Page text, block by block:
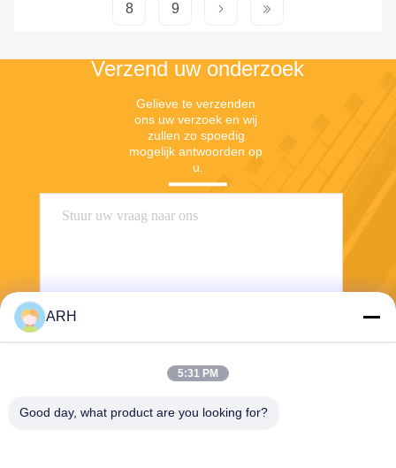
8 9
Verzend uw onderzoek
Gelieve te verzenden
ons uw verzoek en wij
zullen zo spoedig
mogelijk antwoorden op
u.
ARH
5:31 PM
Good day, what product are you looking for?